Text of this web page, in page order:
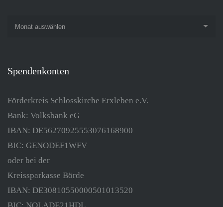
Monat auswählen
Spendenkonten
Förderkreis Schlosskirche Erxleben e.V.
Bank: Volksbank eG
IBAN: DE56270925553076168900
BIC: GENODEF1WFV
oder bei der
Kreissparkasse Börde
IBAN: DE30810550000501013520